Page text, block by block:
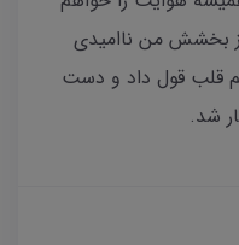
بخشش من ناامیدی
قلب قول داد و دست
شد.